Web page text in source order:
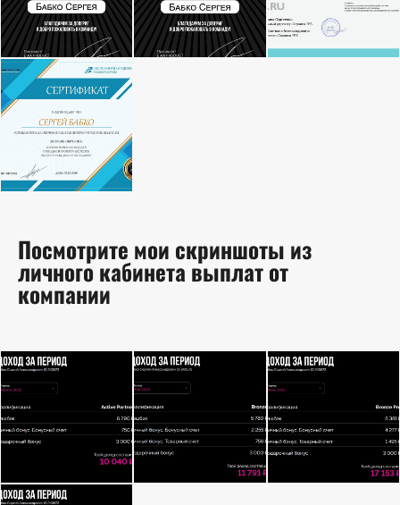
Посмотрите мои скриншоты из
личного кабинета выплат от
компании